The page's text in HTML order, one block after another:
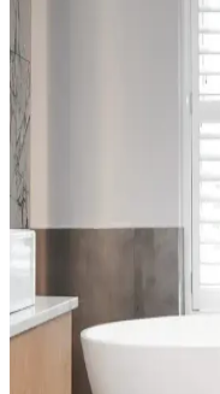
Bella halılar, çeşitli
estetik ve dayanıklılık
ipuçlarıyla uzun ömür
Dekoratif Mavi Halı
Dekorasyonunda
Ev dekorasyonunda mavi
arada sunar. Çeşitli
sıcak atmosferler kazandırır.
Ev
Malzemeler ve Pratik
Halı ve kilimler, ev
unsurlardır. Doğru
Güncel trendler ve pratik